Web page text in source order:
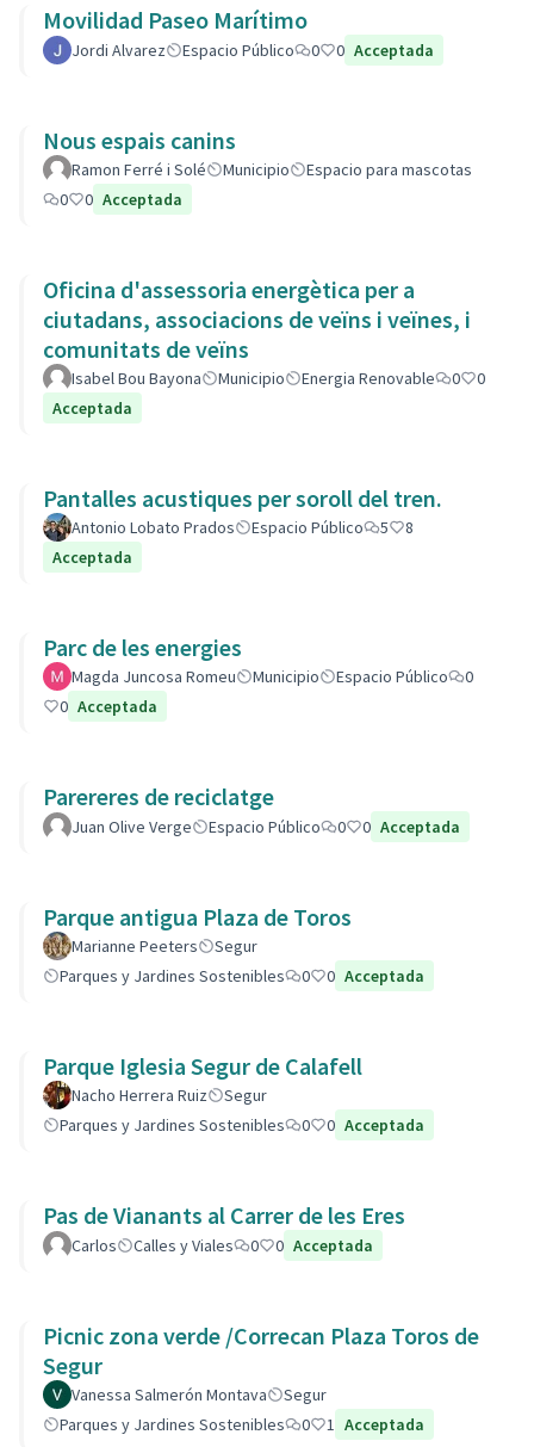
Movilidad Paseo Marítimo
Jordi Alvarez Espacio Público 0 0 Acceptada
Nous espais canins
Ramon Ferré i Solé Municipio
Espacio para mascotas
0
0 Acceptada
Oficina d'assessoria energètica per a
ciutadans, associacions de veïns i veïnes, i
comunitats de veïns
Isabel Bou Bayona Municipio Energia Renovable 0
0
Acceptada
Pantalles acustiques per soroll del tren.
Antonio Lobato Prados Espacio Público 5
8
Acceptada
Parc de les energies
Magda Juncosa Romeu Municipio Espacio Público
0
0 Acceptada
Parereres de reciclatge
Juan Olive Verge Espacio Público 0 0 Acceptada
Parque antigua Plaza de Toros
Marianne Peeters
Segur
Parques y Jardines Sostenibles
0 0 Acceptada
Parque Iglesia Segur de Calafell
Nacho Herrera Ruiz
Segur
Parques y Jardines Sostenibles
0 0 Acceptada
Pas de Vianants al Carrer de les Eres
Carlos Calles y Viales 0 0 Acceptada
Picnic zona verde /Correcan Plaza Toros de
Segur
Vanessa Salmerón Montava
Segur
Parques y Jardines Sostenibles
0 1 Acceptada